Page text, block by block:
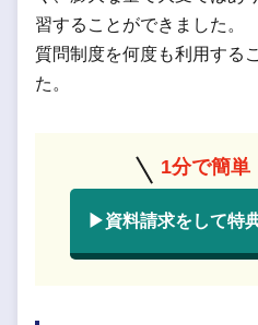
習することができました。
質問制度を何度も利用する
た。
1分で簡単
▶資料請求をして特